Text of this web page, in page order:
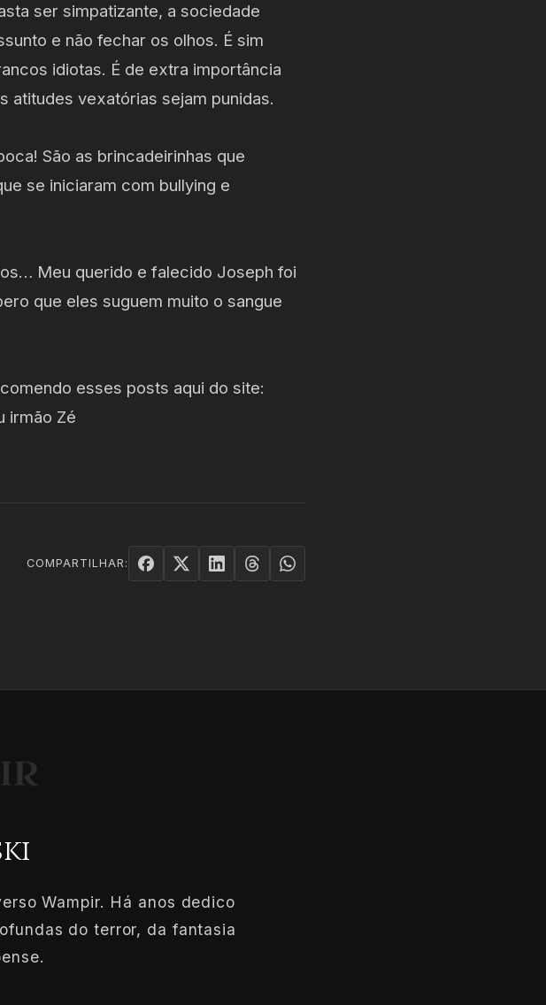
ser simpatizante, a sociedade
e não fechar os olhos. É sim
idiotas. É de extra importância
atitudes vexatórias sejam punidas.
São as brincadeirinhas que
se iniciaram com bullying e
Meu querido e falecido Joseph foi
que eles suguem muito o sangue
esses posts aqui do site:
irmão Zé
COMPARTILHAR:
Wampir. Há anos dedico
do terror, da fantasia